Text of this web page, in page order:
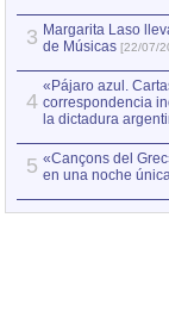
3 Margarita Laso
de Músicas [22/07/
4
«Pájaro azul.
correspondencia
la dictadura
5 «Cançons del
en una noche